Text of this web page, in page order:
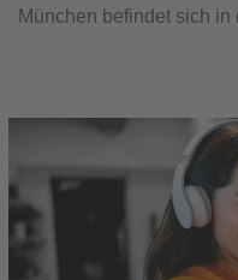
München befindet sich